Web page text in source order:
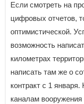
Если смотреть на
цифровых отчетов,
оптимистической.
возможность
километрах
написать там же о
контракт с 1
каналам